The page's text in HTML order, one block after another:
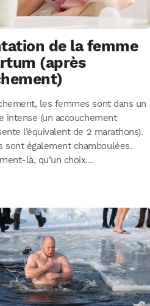
de la femme
(après
les femmes sont dans un
intense (un accouchement
l’équivalent de 2 marathons).
sont également chamboulées.
là, qu’un choix…